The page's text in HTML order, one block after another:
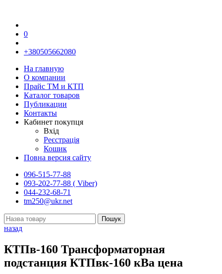
0
+380505662080
На главную
О компании
Прайс TM и КТП
Каталог товаров
Публикации
Контакты
Кабинет покупця
Вхід
Реєстрація
Кошик
Повна версия сайту
096-515-77-88
093-202-77-88 ( Viber)
044-232-68-71
tm250@ukr.net
назад
КТПв-160 Трансформаторная
подстанция КТПвк-160 кВа цена